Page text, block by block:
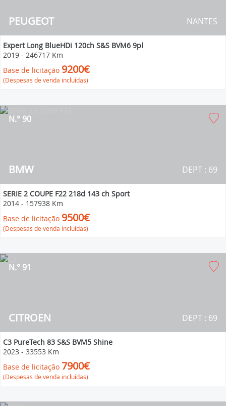
PEUGEOT NANTES
Expert Long BlueHDi 120ch S&S BVM6 9pl
2019 - 246717 Km
Base de licitação 9200€
(Despesas de venda incluídas)
BMW
N.° 90
DEPT : 69
SERIE 2 COUPE F22 218d 143 ch Sport
2014 - 157938 Km
Base de licitação 9500€
(Despesas de venda incluídas)
CITROEN
N.° 91
DEPT : 69
C3 PureTech 83 S&S BVM5 Shine
2023 - 33553 Km
Base de licitação 7900€
(Despesas de venda incluídas)